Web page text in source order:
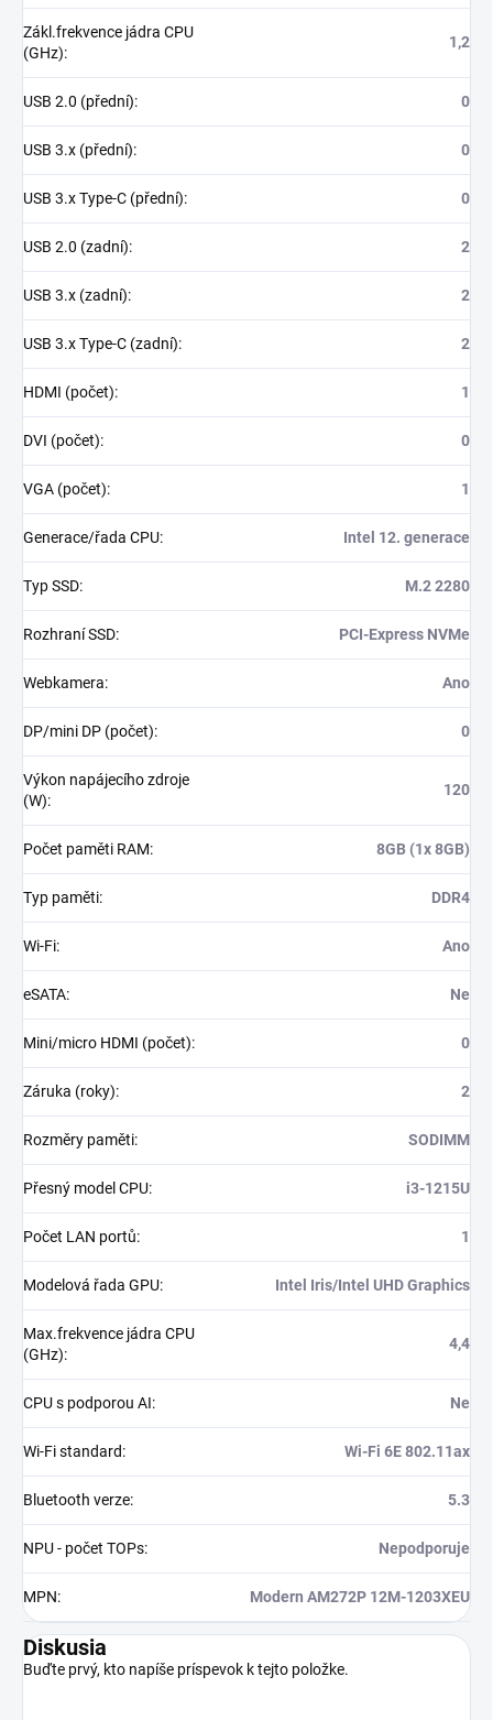
Zákl.frekvence jádra CPU
(GHz):
1,2
USB 2.0 (přední): 0
USB 3.x (přední): 0
USB 3.x Type-C (přední): 0
USB 2.0 (zadní): 2
USB 3.x (zadní): 2
USB 3.x Type-C (zadní): 2
HDMI (počet): 1
DVI (počet): 0
VGA (počet): 1
Generace/řada CPU: Intel 12. generace
Typ SSD: M.2 2280
Rozhraní SSD: PCI-Express NVMe
Webkamera: Ano
DP/mini DP (počet): 0
Výkon napájecího zdroje
(W):
120
Počet paměti RAM: 8GB (1x 8GB)
Typ paměti: DDR4
Wi-Fi: Ano
eSATA: Ne
Mini/micro HDMI (počet): 0
Záruka (roky): 2
Rozměry paměti: SODIMM
Přesný model CPU: i3-1215U
Počet LAN portů: 1
Modelová řada GPU: Intel Iris/Intel UHD Graphics
Max.frekvence jádra CPU
(GHz):
4,4
CPU s podporou AI: Ne
Wi-Fi standard: Wi-Fi 6E 802.11ax
Bluetooth verze: 5.3
NPU - počet TOPs: Nepodporuje
MPN: Modern AM272P 12M-1203XEU
Diskusia
Buďte prvý, kto napíše príspevok k tejto položke.